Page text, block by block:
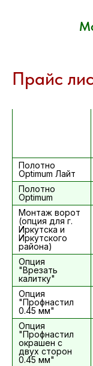
Прайс
Полотно
Optimum Лайт
Полотно
Optimum
Монтаж ворот
(опция для г.
Иркутска и
Иркутского
района)
Опция
"Врезать
калитку"
Опция
"Профнастил
0.45 мм"
Опция
"Профнастил
окрашен с
двух сторон
0.45 мм"